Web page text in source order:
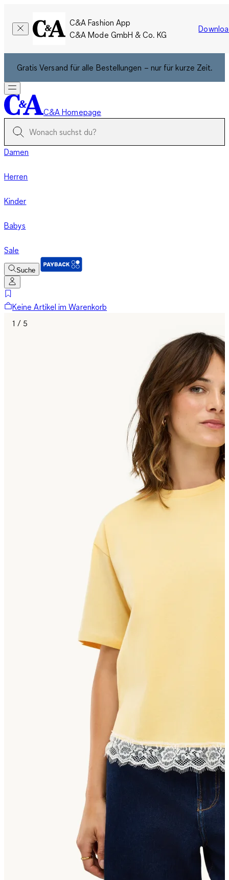
C&A Fashion App
C&A Mode GmbH & Co. KG
Gratis Versand für alle Bestellungen – nur für kurze Zeit.
C&A Homepage
Damen
Herren
Kinder
Babys
Sale
Suche
Keine Artikel im Warenkorb
1 / 5